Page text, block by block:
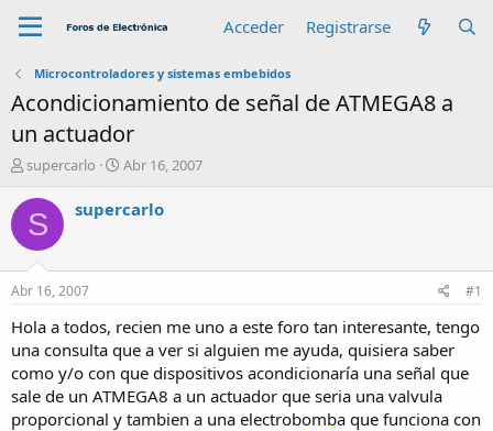
Acceder Registrarse
Microcontroladores y sistemas embebidos
Acondicionamiento de señal de ATMEGA8 a
un actuador
A
t
o
r
supercarlo
F
c
n
c
i
o
Abr 16, 2007
S supercarlo
Abr 16, 2007 #1
Hola a todos, recien me uno a este foro tan interesante, tengo
una consulta que a ver si alguien me ayuda, quisiera saber
como y/o con que dispositivos acondicionaría una señal que
sale de un ATMEGA8 a un actuador que seria una valvula
proporcional y tambien a una electrobomba que funciona con